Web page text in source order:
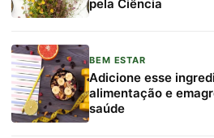
pela Ciência
BEM ESTAR
Adicione esse
alimentação e
saúde